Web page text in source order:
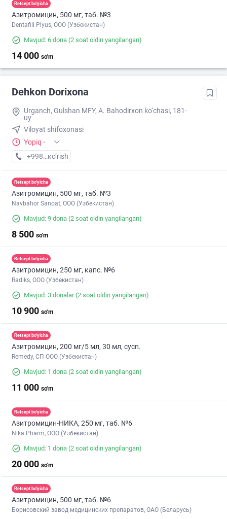
Retsept bo'yicha
Азитромицин, 500 мг, таб. №3
Dentafill Plyus, ООО (Узбекистан)
Mavjud: 6 dona (2 soat oldin yangilangan)
14 000 so'm
Dehkon Dorixona
Urganch, Gulshan MFY, A. Bahodirxon ko‘chasi, 181-
uy
Viloyat shifoxonasi
Yopiq ·
+998 (97) XXX-XX-XX
кo’rish
Retsept bo'yicha
Азитромицин, 500 мг, таб. №3
Navbahor Sanoat, ООО (Узбекистан)
Mavjud: 9 dona (2 soat oldin yangilangan)
8 500 so'm
Retsept bo'yicha
Азитромицин, 250 мг, капс. №6
Radiks, ООО (Узбекистан)
Mavjud: 3 donalar(2 soat oldin yangilangan)
10 900 so'm
Retsept bo'yicha
Азитромицин, 200 мг/5 мл, 30 мл, сусп.
Remedy, СП ООО (Узбекистан)
Mavjud: 1 dona (2 soat oldin yangilangan)
11 000 so'm
Retsept bo'yicha
Азитромицин-НИКА, 250 мг, таб. №6
Nika Pharm, ООО (Узбекистан)
Mavjud: 1 dona (2 soat oldin yangilangan)
20 000 so'm
Retsept bo'yicha
Азитромицин, 500 мг, таб. №6
Борисовский завод медицинских препаратов, ОАО (Беларусь)